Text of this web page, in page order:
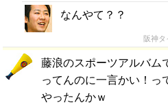
なんやて？？
阪神タ
藤浪のスポーツアルバム
ってんのに一言かい！っ
やったんかｗ